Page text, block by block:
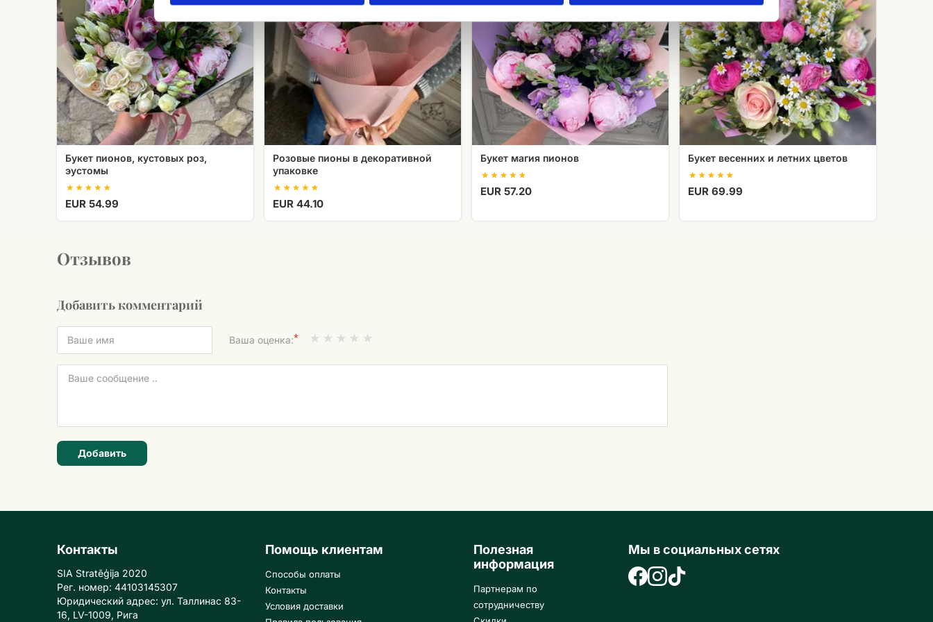
эустомы
Букет пионов, кустовых роз,
эустомы
EUR 54.99
Розовые пионы в декоративной
упаковке
EUR 44.10
Букет магия пионов
EUR 57.20
Букет весенних и летних цветов
EUR 69.99
Отзывов
Добавить комментарий
Ваша оценка:*
Добавить
Контакты
SIA Stratēģija 2020
Рег. номер: 44103145307
Юридический адрес: ул. Таллинас 83-
16, LV-1009, Рига
Помощь клиентам
Способы оплаты
Контакты
Условия доставки
Полезная
информация
Партнерам по
сотрудничеству
Мы в социальных сетях